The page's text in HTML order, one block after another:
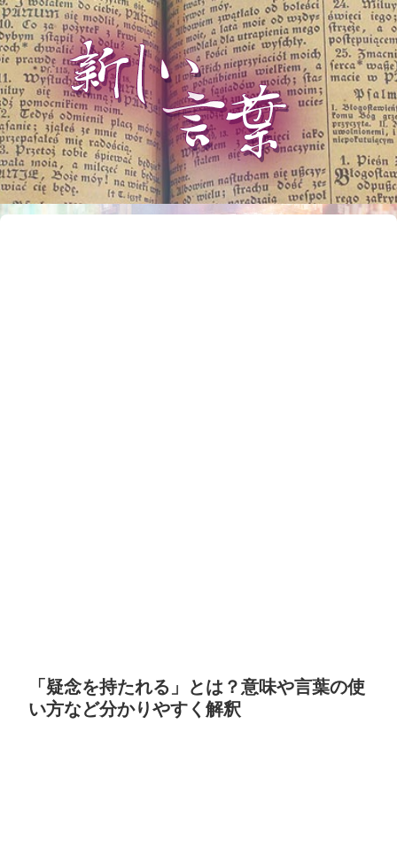
「疑念を持たれる」とは？意味や言葉の使
い方など分かりやすく解釈